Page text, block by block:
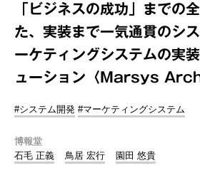
「ビジネスの成功」までの
た、実装まで一気通貫のシ
ーケティングシステムの実
ューション〈Marsys
#システム開発 #マーケティングシステム
博報堂
石毛 正義
鳥居 宏行 園田 悠貴